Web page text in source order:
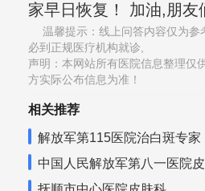
家早日恢复！ 加油,朋友
温馨提示：线上问答内容仅为参
必到正规医疗机构就诊,
声明：本网站所有医院信息整理仅
方实际公布信息为准！
相关推荐
解放军第115医院治白斑专家
中国人民解放军第八一医院